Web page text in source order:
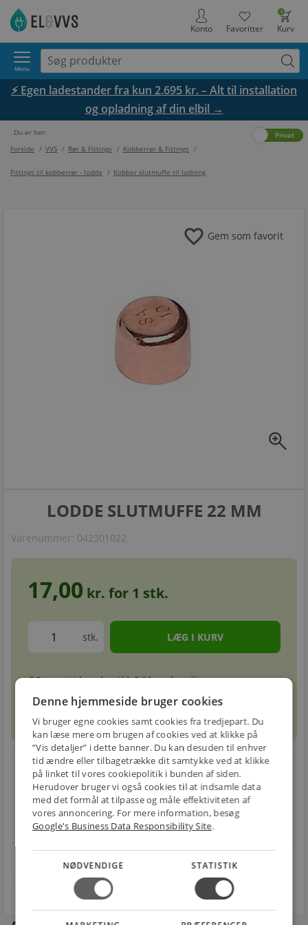
0
Kurv
Favoritter
Konto
Menu
⚡ Egen ladestander fra kun 2.695 kr. – Alt til installation
og opladning af din elbil →
Du er her:
Forside / VVS / Rør & Fittings / Kobberrør & Fittings /
Fittings til kobberrør - lodde / Kobber slutmuffe til lodning
Privat
zoom_in
favorite Gem som favorit
LODDE SLUTMUFFE 22 MM
Varenummer: 042301022
17,00 kr. for 1 stk.
stk.
circleForventet leveringstid: 5-8 hverdageinfo
sell Prismatchinfo
E-MÆRKET
Handle trygt hos
os
local_shipping
BILLIG
FRAGT
Fra 49,00 kr.
restart_alt
30 DAGES
RETUR
4.1 på Trustpilot 11,691 anmeldelser
Denne hjemmeside bruger cookies
Vi bruger egne cookies samt cookies fra tredjepart. Du
kan læse mere om brugen af cookies ved at klikke på
”Vis detaljer” i dette banner. Du kan desuden til enhver
tid ændre eller tilbagetrække dit samtykke ved at klikke
på linket til vores cookiepolitik i bunden af siden.
Herudover bruger vi også cookies til at indsamle data
med det formål at tilpasse og måle effektiviteten af
vores annoncering. For mere information, besøg
Google's Business Data Responsibility Site.
NØDVENDIGE STATISTIK